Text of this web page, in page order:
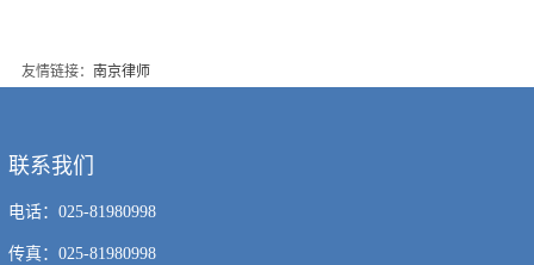
友情链接： 南京律师
联系我们
电话：025-81980998
传真：025-81980998